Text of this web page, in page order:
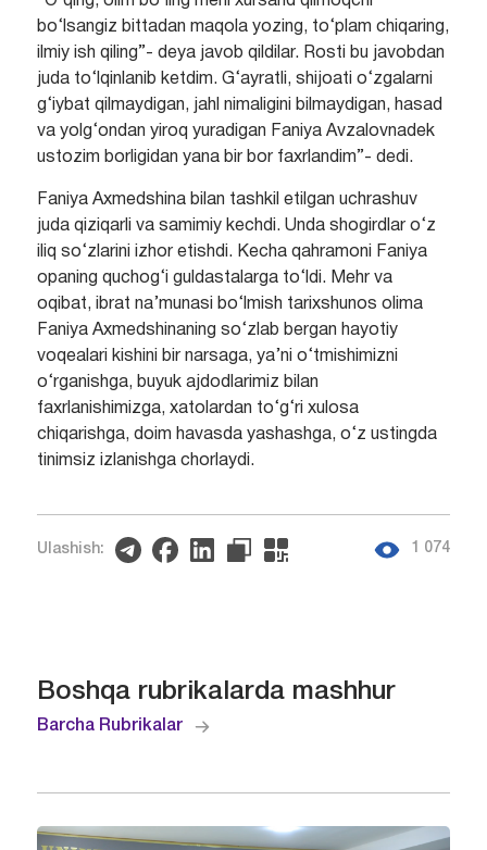
bo‘lsangiz bittadan maqola yozing, to‘plam chiqaring,
ilmiy ish qiling”- deya javob qildilar. Rosti bu javobdan
juda to‘lqinlanib ketdim. G‘ayratli, shijoati o‘zgalarni
g‘iybat qilmaydigan, jahl nimaligini bilmaydigan, hasad
va yolg‘ondan yiroq yuradigan Faniya Avzalovnadek
ustozim borligidan yana bir bor faxrlandim”- dedi.
Faniya Axmedshina bilan tashkil etilgan uchrashuv
juda qiziqarli va samimiy kechdi. Unda shogirdlar o‘z
iliq so‘zlarini izhor etishdi. Kecha qahramoni Faniya
opaning quchog‘i guldastalarga to‘ldi. Mehr va
oqibat, ibrat na’munasi bo‘lmish tarixshunos olima
Faniya Axmedshinaning so‘zlab bergan hayotiy
voqealari kishini bir narsaga, ya’ni o‘tmishimizni
o‘rganishga, buyuk ajdodlarimiz bilan
faxrlanishimizga, xatolardan to‘g‘ri xulosa
chiqarishga, doim havasda yashashga, o‘z ustingda
tinimsiz izlanishga chorlaydi.
Ulashish: 1 074
Boshqa rubrikalarda mashhur
Barcha Rubrikalar